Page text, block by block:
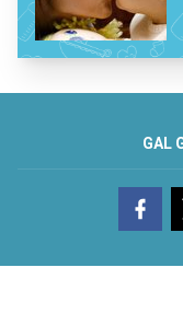
GAL